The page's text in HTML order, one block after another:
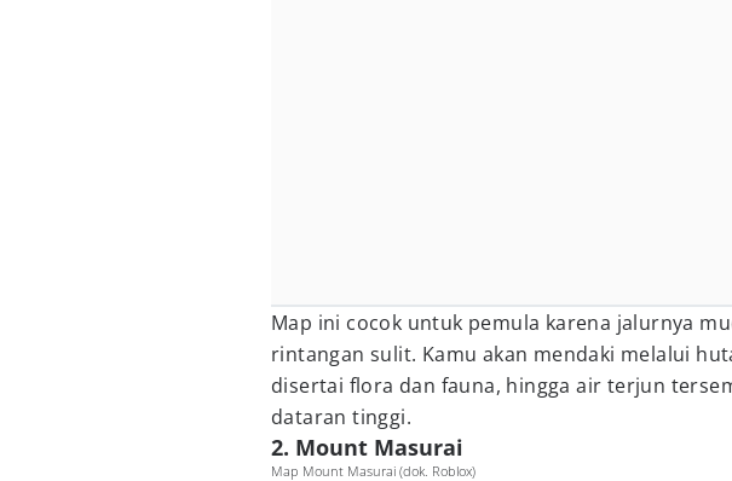
Map ini cocok untuk pemula karena jalurnya
rintangan sulit. Kamu akan mendaki melalui
disertai flora dan fauna, hingga air terjun
dataran tinggi.
2. Mount Masurai
Map Mount Masurai (dok. Roblox)